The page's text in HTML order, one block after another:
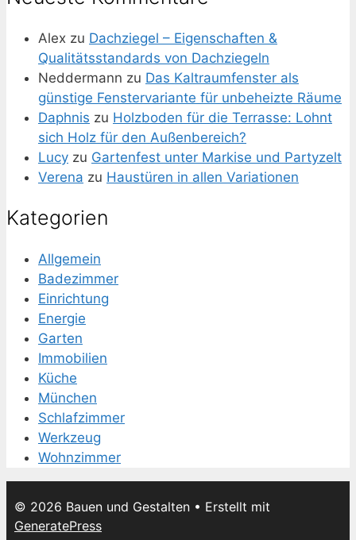
Alex zu Dachziegel – Eigenschaften &
Qualitätsstandards von Dachziegeln
Neddermann zu Das Kaltraumfenster als
günstige Fenstervariante für unbeheizte Räume
Daphnis zu Holzboden für die Terrasse: Lohnt
sich Holz für den Außenbereich?
Lucy zu Gartenfest unter Markise und Partyzelt
Verena zu Haustüren in allen Variationen
Kategorien
Allgemein
Badezimmer
Einrichtung
Energie
Garten
Immobilien
Küche
München
Schlafzimmer
Werkzeug
Wohnzimmer
© 2026 Bauen und Gestalten • Erstellt mit
GeneratePress